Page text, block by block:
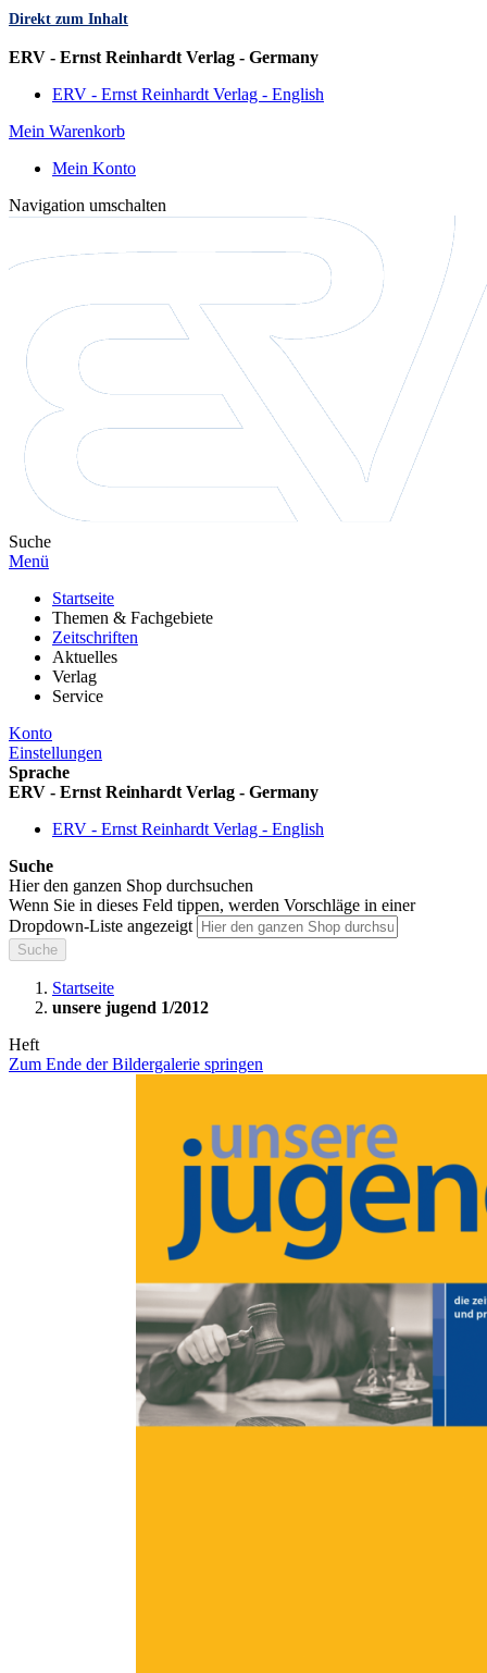
Direkt zum Inhalt
ERV - Ernst Reinhardt Verlag - Germany
ERV - Ernst Reinhardt Verlag - English
Mein Warenkorb
Mein Konto
Navigation umschalten
Suche
Menü
Startseite
Themen & Fachgebiete
Zeitschriften
Aktuelles
Verlag
Service
Konto
Einstellungen
Sprache
ERV - Ernst Reinhardt Verlag - Germany
ERV - Ernst Reinhardt Verlag - English
Suche
Hier den ganzen Shop durchsuchen
Wenn Sie in dieses Feld tippen, werden Vorschläge in einer
Dropdown-Liste angezeigt
Suche
Startseite
unsere jugend 1/2012
Heft
Zum Ende der Bildergalerie springen